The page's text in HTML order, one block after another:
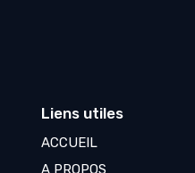
Liens utiles
ACCUEIL
A PROPOS